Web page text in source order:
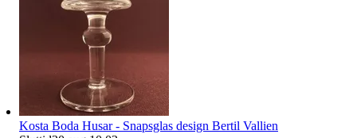
Kosta Boda Husar - Snapsglas design Bertil Vallien